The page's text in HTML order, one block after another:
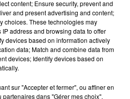
content; Ensure security, prevent and
and present advertising and content;
choices. These technologies may
address and browsing data to offer
devices based on information actively
data; Match and combine data from
devices; Identify devices based on
sur "Accepter et fermer", ou affiner en
dans "Gérer mes choix".